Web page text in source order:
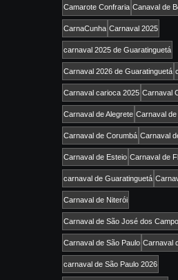
Camarote Confraria Canaval de
CarnaCunha Carnaval 2025
carnaval 2025 de Guaratinguetá
Carnaval 2026 de Guaratinguetá
Carnaval carioca 2025 Carnaval
Carnaval de Alegrete Carnaval
Carnaval de Corumbá Carnaval
Carnaval de Esteio Carnaval de
carnaval de Guaratinguetá
Carnaval de Niterói
Carnaval de São José dos
Carnaval de São Paulo Carnaval
carnaval de São Paulo 2026